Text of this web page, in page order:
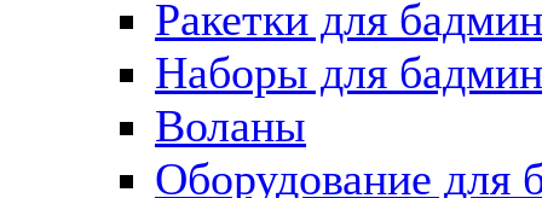
Ракетки для
Наборы для
Воланы
Оборудование для